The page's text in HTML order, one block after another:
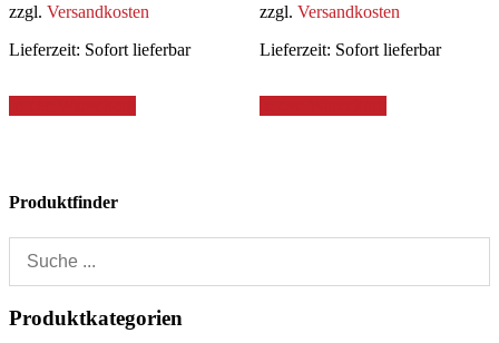
zzgl. Versandkosten
Lieferzeit: Sofort lieferbar
zzgl. Versandkosten
Lieferzeit: Sofort lieferbar
Produktfinder
Produktkategorien